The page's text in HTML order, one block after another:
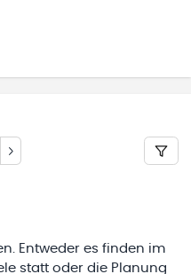
Entweder es finden im
statt oder die Planung